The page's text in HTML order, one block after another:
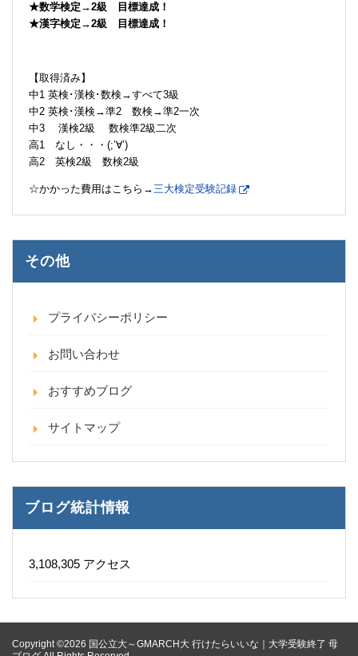
★数学検定→2級 目標達成！
★漢字検定→2級 目標達成！
【取得済み】
中1 英検･漢検･数検→すべて3級
中2 英検･漢検→準2 数検→準2一次
中3 漢検2級 数検準2級二次
高1 なし・・・(;’∀’)
高2 英検2級 数検2級
☆かかった費用はこちら→三大検定受験記録
その他
プライバシーポリシー
お問い合わせ
おすすめブログ
サイトマップ
ブログ統計情報
3,108,305 アクセス
Copyright ©2026 国公立大～GMARCH大 行けたらいいな｜大学受験終了 母